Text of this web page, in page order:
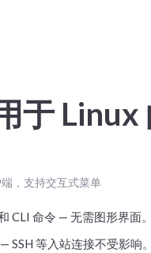
于 Linux
，支持交互式菜单
CLI 命令 — 无需图形界面。
SSH 等入站连接不受影响。